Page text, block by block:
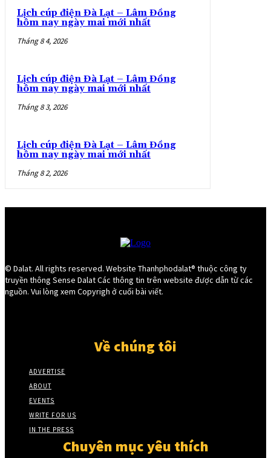
Lịch cúp điện Đà Lạt – Lâm Đồng
hôm nay ngày mai mới nhất
Tháng 8 4, 2026
Lịch cúp điện Đà Lạt – Lâm Đồng
hôm nay ngày mai mới nhất
Tháng 8 3, 2026
Lịch cúp điện Đà Lạt – Lâm Đồng
hôm nay ngày mai mới nhất
Tháng 8 2, 2026
© Dalat. All rights reserved. Website Thanhphodalat® thuộc công ty
truyền thông Sense Dalat Các thông tin trên website được dẫn từ các
nguồn. Vui lòng xem Copyrigh ở cuối bài viết.
Về chúng tôi
ADVERTISE
ABOUT
EVENTS
WRITE FOR US
IN THE PRESS
Chuyên mục yêu thích